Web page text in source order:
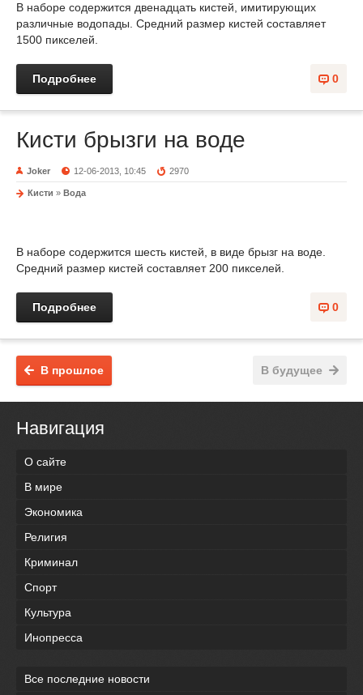
В наборе содержится двенадцать кистей, имитирующих
различные водопады. Средний размер кистей составляет
1500 пикселей.
0
Подробнее
Кисти брызги на воде
Joker 12-06-2013, 10:45 2970
Кисти » Вода
В наборе содержится шесть кистей, в виде брызг на воде.
Средний размер кистей составляет 200 пикселей.
0
Подробнее
В будущее
В прошлое
Навигация
О сайте
В мире
Экономика
Религия
Криминал
Спорт
Культура
Инопресса
Все последние новости